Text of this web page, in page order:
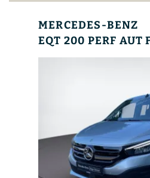
MERCEDES-BENZ